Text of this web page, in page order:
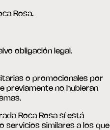
Rosa.
obligación legal.
o promocionales por
previamente no hubieran
Roca Rosa sí está
servicios similares a los que